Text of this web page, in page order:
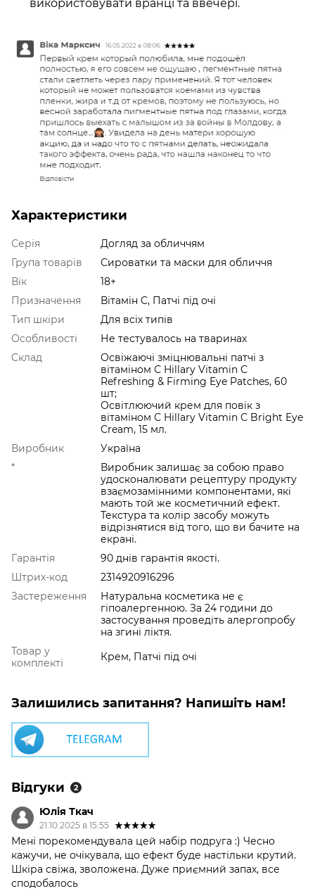
використовувати вранці та ввечері.
Характеристики
Серія
Догляд за обличчям
Група товарів
Сироватки та маски для обличчя
Вік
18+
Призначення
Вітамін C, Патчі під очі
Тип шкіри
Для всіх типів
Особливості
Не тестувалось на тваринах
Склад
Освіжаючі зміцнювальні патчі з
вітаміном С Hillary Vitamin C
Refreshing & Firming Eye Patches, 60
шт;
Освітлюючий крем для повік з
вітаміном С Hillary Vitamin С Bright Eye
Cream, 15 мл.
Виробник
Україна
*
Виробник залишає за собою право
удосконалювати рецептуру продукту
взаємозамінними компонентами, які
мають той же косметичний ефект.
Текстура та колір засобу можуть
відрізнятися від того, що ви бачите на
екрані.
Гарантія
90 днів гарантія якості.
Штрих-код
2314920916296
Застереження
Натуральна косметика не є
гіпоалергенною. За 24 години до
застосування проведіть алергопробу
на згині ліктя.
Товар у
комплекті
Крем, Патчі під очі
Залишились запитання? Напишіть нам!
Відгуки 2
Юлія Ткач
21.10.2025 в 15:55
Мені порекомендувала цей набір подруга :) Чесно
кажучи, не очікувала, що ефект буде настільки крутий.
Шкіра свіжа, зволожена. Дуже приємний запах, все
сподобалось